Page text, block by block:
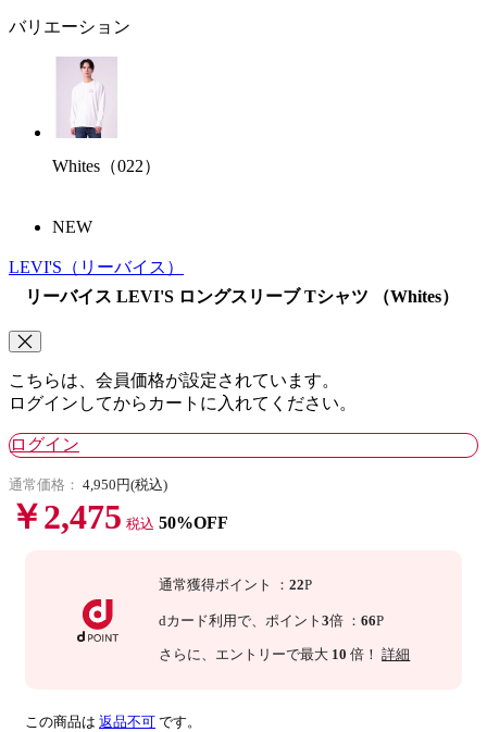
バリエーション
Whites（022）
NEW
LEVI'S （リーバイス）
リーバイス LEVI'S ロングスリーブ Tシャツ （Whites）
こちらは、会員価格が設定されています。
ログインしてからカートに入れてください。
ログイン
通常価格： 4,950円(税込)
￥2,475 税込 50%OFF
通常獲得ポイント ：22P
dカード利用で、ポイント3倍 ：66P
さらに、エントリーで最大 10 倍！詳細
この商品は 返品不可 です。